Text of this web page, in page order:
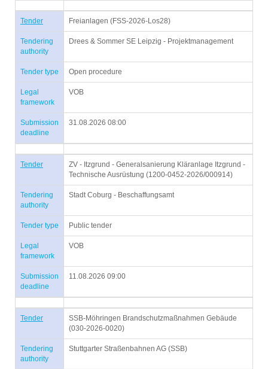
Tender Freianlagen (FSS-2026-Los28)
Tendering
authority
Drees & Sommer SE Leipzig - Projektmanagement
Tender type Open procedure
Legal
framework
VOB
Submission
deadline
31.08.2026 08:00
Tender
ZV - Itzgrund - Generalsanierung Kläranlage Itzgrund -
Technische Ausrüstung (1200-0452-2026/000914)
Tendering
authority
Stadt Coburg - Beschaffungsamt
Tender type Public tender
Legal
framework
VOB
Submission
deadline
11.08.2026 09:00
Tender
SSB-Möhringen Brandschutzmaßnahmen Gebäude
(030-2026-0020)
Tendering
authority
Stuttgarter Straßenbahnen AG (SSB)